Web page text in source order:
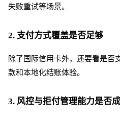
失败重试等场景。
2. 支付方式覆盖是否足够
除了国际信用卡外，还要看是否
款和本地化结账体验。
3. 风控与拒付管理能力是否